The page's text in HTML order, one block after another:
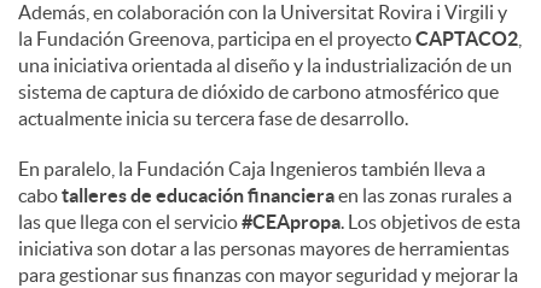
Además, en colaboración con la Universitat Rovira i Virgili y
la Fundación Greenova, participa en el proyectoCAPTACO2
una iniciativa orientada al diseño y la industrialización de un
sistema de captura de dióxido de carbono atmosférico que
actualmente inicia su tercera fase de desarrollo.
En paralelo, la Fundación Caja Ingenieros también lleva a
cabotalleres de educación financieraen las zonas rurales a
las que llega con el servicio#CEApropa. Los objetivos de esta
iniciativa son dotar a las personas mayores de herramientas
para gestionar sus finanzas con mayor seguridad y mejorar la